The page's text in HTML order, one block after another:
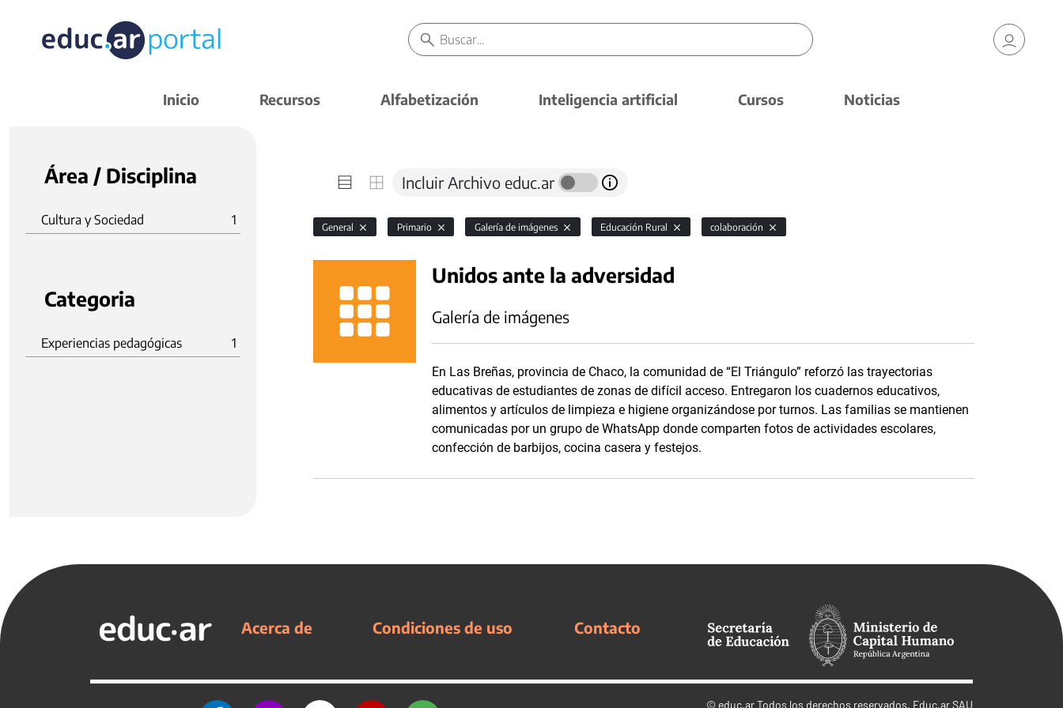
Inicio Recursos Alfabetización Inteligencia artificial Cursos Noticias
Área / Disciplina
Cultura y Sociedad 1
Categoria
Experiencias pedagógicas 1
Incluir Archivo educ.ar
General Primario Galería de imágenes Educación Rural colaboración
Unidos ante la adversidad
Galería de imágenes
En Las Breñas, provincia de Chaco, la comunidad de “El Triángulo” reforzó las trayectorias
educativas de estudiantes de zonas de difícil acceso. Entregaron los cuadernos educativos,
alimentos y artículos de limpieza e higiene organizándose por turnos. Las familias se mantienen
comunicadas por un grupo de WhatsApp donde comparten fotos de actividades escolares,
confección de barbijos, cocina casera y festejos.
Acerca de Condiciones de uso Contacto
© educ.arTodos los derechos reservados. Educ.ar SAU